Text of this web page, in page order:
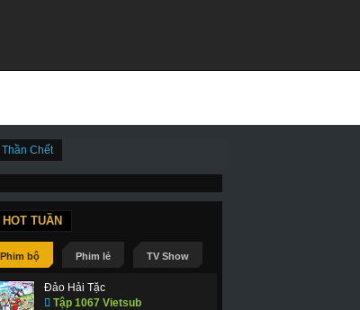
Chết
TUẦN
Phim bộ Phim lẻ TV Show
Đảo Hải Tặc
Tập 1067 Vietsub